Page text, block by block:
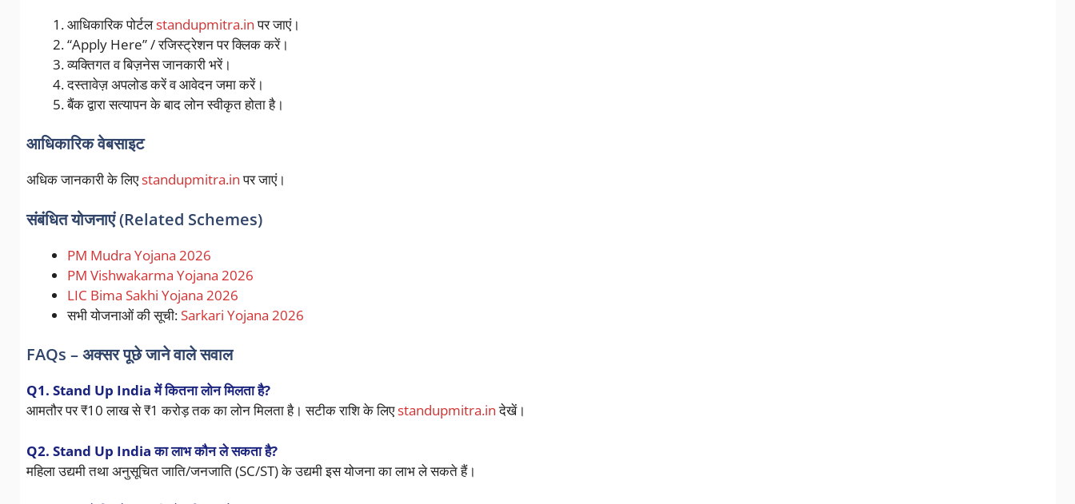
आधिकारिक पोर्टलstandupmitra.inपर जाएं।
“Apply Here” / रजिस्ट्रेशन पर क्लिक करें।
व्यक्तिगत व बिज़नेस जानकारी भरें।
दस्तावेज़ अपलोड करें व आवेदन जमा करें।
बैंक द्वारा सत्यापन के बाद लोन स्वीकृत होता है।
आधिकारिक वेबसाइट
अधिक जानकारी के लिएstandupmitra.inपर जाएं।
संबंधित योजनाएं (Related Schemes)
PM Mudra Yojana 2026
PM Vishwakarma Yojana 2026
LIC Bima Sakhi Yojana 2026
सभी योजनाओं की सूची: Sarkari Yojana 2026
FAQs – अक्सर पूछे जाने वाले सवाल
Q1. Stand Up India में कितना लोन मिलता है?
आमतौर पर ₹10 लाख से ₹1 करोड़ तक का लोन मिलता है। सटीक राशि के लिएstandupmitra.inदेखें।
Q2. Stand Up India का लाभ कौन ले सकता है?
महिला उद्यमी तथा अनुसूचित जाति/जनजाति (SC/ST) के उद्यमी इस योजना का लाभ ले सकते हैं।